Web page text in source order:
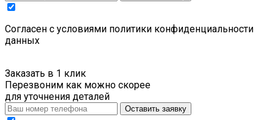
Cогласен с условиями политики конфиденциальности
данных
Заказать в 1 клик
Перезвоним как можно скорее
для уточнения деталей
Оставить заявку